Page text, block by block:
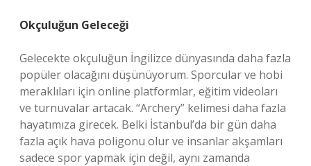
Okçuluğun Geleceği
Gelecekte okçuluğun İngilizce dünyasında daha fazla
popüler olacağını düşünüyorum. Sporcular ve hobi
meraklıları için online platformlar, eğitim videoları
ve turnuvalar artacak. “Archery” kelimesi daha fazla
hayatımıza girecek. Belki İstanbul’da bir gün daha
fazla açık hava poligonu olur ve insanlar akşamları
sadece spor yapmak için değil, aynı zamanda